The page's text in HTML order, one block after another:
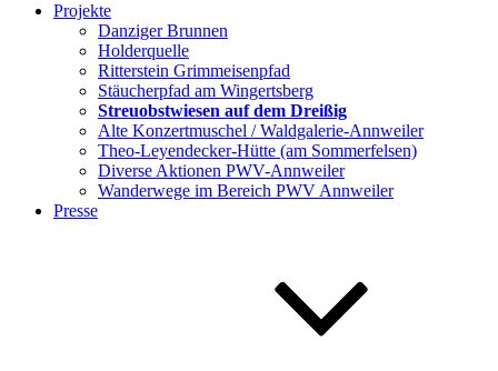
Projekte
Danziger Brunnen
Holderquelle
Ritterstein Grimmeisenpfad
Stäucherpfad am Wingertsberg
Streuobstwiesen auf dem Dreißig
Alte Konzertmuschel / Waldgalerie-Annweiler
Theo-Leyendecker-Hütte (am Sommerfelsen)
Diverse Aktionen PWV-Annweiler
Wanderwege im Bereich PWV Annweiler
Presse